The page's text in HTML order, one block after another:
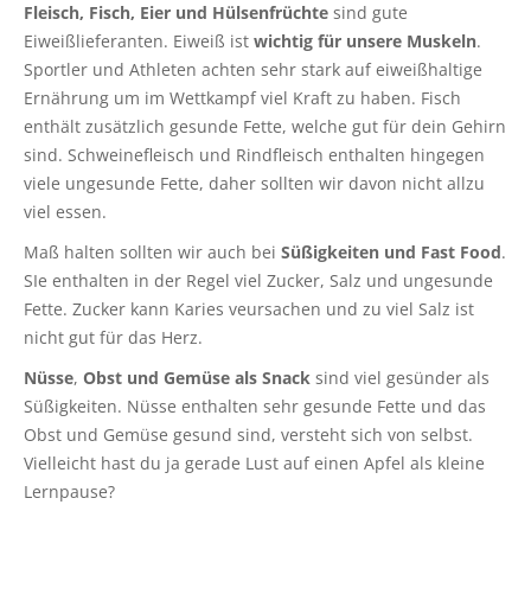
Fleisch, Fisch, Eier und Hülsenfrüchte sind gute
Eiweißlieferanten. Eiweiß ist wichtig für unsere Muskeln.
Sportler und Athleten achten sehr stark auf eiweißhaltige
Ernährung um im Wettkampf viel Kraft zu haben. Fisch
enthält zusätzlich gesunde Fette, welche gut für dein Gehirn
sind. Schweinefleisch und Rindfleisch enthalten hingegen
viele ungesunde Fette, daher sollten wir davon nicht allzu
viel essen.
Maß halten sollten wir auch bei Süßigkeiten und Fast Food.
SIe enthalten in der Regel viel Zucker, Salz und ungesunde
Fette. Zucker kann Karies veursachen und zu viel Salz ist
nicht gut für das Herz.
Nüsse, Obst und Gemüse als Snack sind viel gesünder als
Süßigkeiten. Nüsse enthalten sehr gesunde Fette und das
Obst und Gemüse gesund sind, versteht sich von selbst.
Vielleicht hast du ja gerade Lust auf einen Apfel als kleine
Lernpause?